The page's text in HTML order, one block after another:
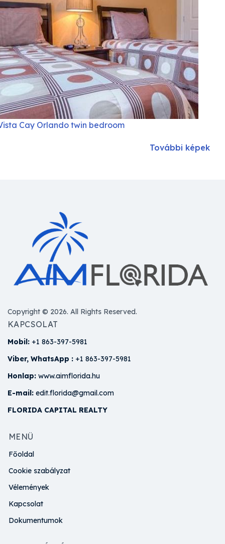
Cay Orlando twin bedroom
További képek
Copyright © 2026. All Rights Reserved.
KAPCSOLAT
Mobil: +1 863-397-5981
Viber, WhatsApp : +1 863-397-5981
Honlap: www.aimflorida.hu
E-mail: edit.florida@gmail.com
FLORIDA CAPITAL REALTY
MENÜ
Főoldal
Cookie szabályzat
Vélemények
Kapcsolat
Dokumentumok